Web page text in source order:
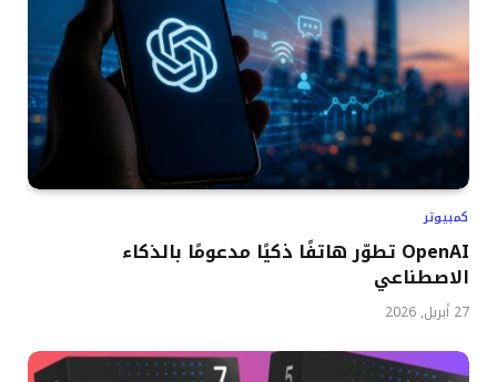
كمبيوتر
OpenAI تطوّر هاتفًا ذكيًا مدعومًا بالذكاء
الاصطناعي
27 أبريل, 2026